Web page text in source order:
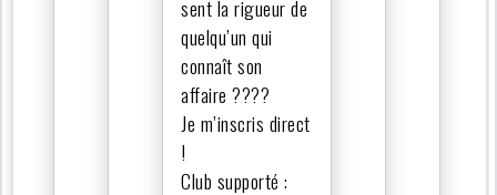
sent la rigueur de
quelqu’un qui
connaît son
affaire ????
Je m’inscris direct
!
Club supporté :